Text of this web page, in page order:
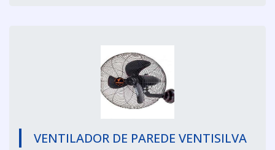
VENTILADOR DE PAREDE VENTISILVA